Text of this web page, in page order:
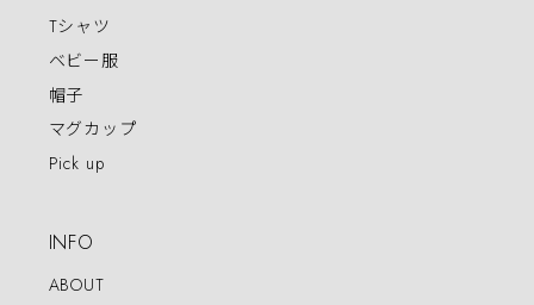
Tシャツ
ベビー服
帽子
マグカップ
Pick up
INFO
ABOUT